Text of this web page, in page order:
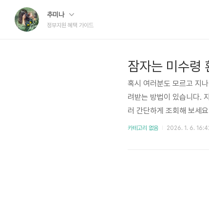
추미나
정부지원 혜택 가이드
잠자는 미수령
혹시 여러분도 모르고 지
려받는 방법이 있습니다.
러 간단하게 조회해 보세
또는 행정 비용 등을 돌려
는 다양한 종류의 환급금
카테고리 없음 2026. 1. 6.